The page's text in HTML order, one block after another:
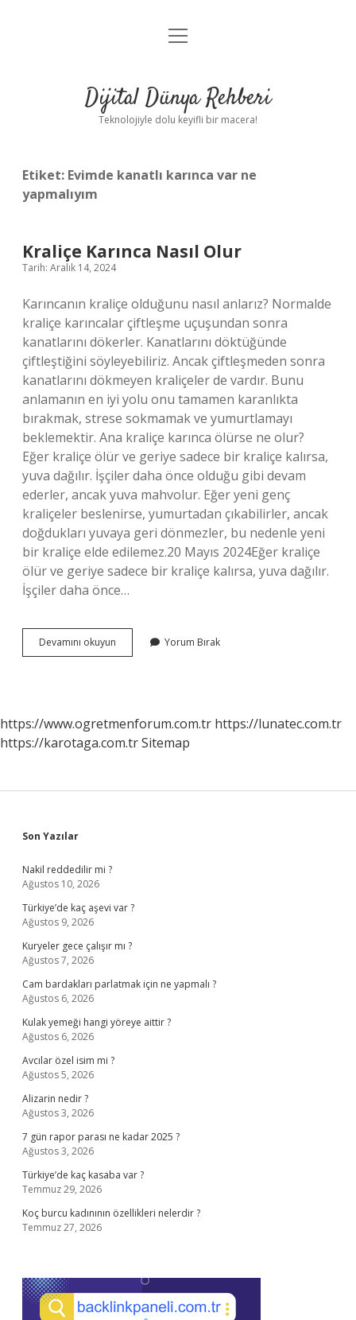
Anasayfa
Yasal Uyarı
menüyü
Dijital Dünya Rehberi
Teknolojiyle dolu keyifli bir macera!
Etiket: Evimde kanatlı karınca var ne
yapmalıyım
Kraliçe Karınca Nasıl Olur
Tarih: Aralık 14, 2024
Karıncanın kraliçe olduğunu nasıl anlarız? Normalde
kraliçe karıncalar çiftleşme uçuşundan sonra
kanatlarını dökerler. Kanatlarını döktüğünde
çiftleştiğini söyleyebiliriz. Ancak çiftleşmeden sonra
kanatlarını dökmeyen kraliçeler de vardır. Bunu
anlamanın en iyi yolu onu tamamen karanlıkta
bırakmak, strese sokmamak ve yumurtlamayı
beklemektir. Ana kraliçe karınca ölürse ne olur?
Eğer kraliçe ölür ve geriye sadece bir kraliçe kalırsa,
yuva dağılır. İşçiler daha önce olduğu gibi devam
ederler, ancak yuva mahvolur. Eğer yeni genç
kraliçeler beslenirse, yumurtadan çıkabilirler, ancak
doğdukları yuvaya geri dönmezler, bu nedenle yeni
bir kraliçe elde edilemez.20 Mayıs 2024Eğer kraliçe
ölür ve geriye sadece bir kraliçe kalırsa, yuva dağılır.
İşçiler daha önce…
Devamını okuyun
Karınca
Yorum Bırak
https://www.ogretmenforum.com.tr https://lunatec.com.tr
https://karotaga.com.trSitemap
Sidebar
Son Yazılar
Nakil reddedilir mi ?
Ağustos 10, 2026
Türkiye’de kaç aşevi var ?
Ağustos 9, 2026
Kuryeler gece çalışır mı ?
Ağustos 7, 2026
Cam bardakları parlatmak için ne yapmalı ?
Ağustos 6, 2026
Kulak yemeği hangi yöreye aittir ?
Ağustos 6, 2026
Avcılar özel isim mi ?
Ağustos 5, 2026
Alizarin nedir ?
Ağustos 3, 2026
7 gün rapor parası ne kadar 2025 ?
Ağustos 3, 2026
Türkiye’de kaç kasaba var ?
Temmuz 29, 2026
Koç burcu kadınının özellikleri nelerdir ?
Temmuz 27, 2026